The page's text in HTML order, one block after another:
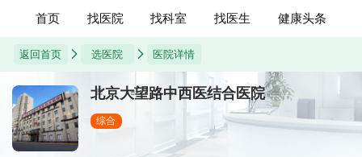
首页 找医院 找科室 找医生 健康头条
返回首页 选医院 医院详情
北京大望路中西医结合医院
综合